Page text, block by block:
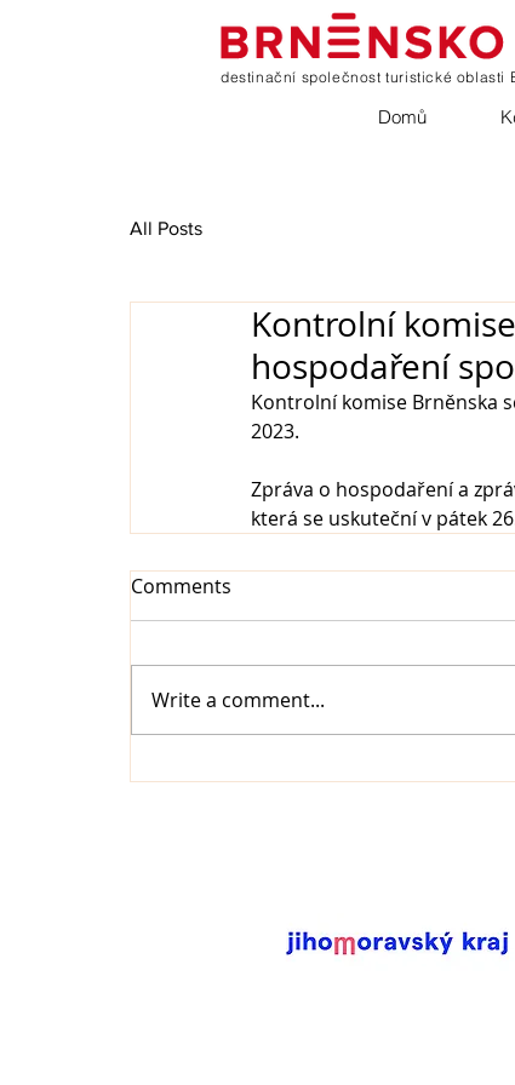
destinační společnost turistické oblasti
Domů
All Posts
Kontrolní
hospodaření
Kontrolní komise Brněnska
2023.
Zpráva o hospodaření a
která se uskuteční v pátek
Comments
Write a comment...